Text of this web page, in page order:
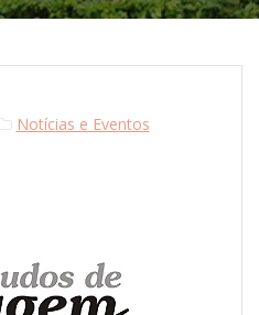
Notícias e Eventos